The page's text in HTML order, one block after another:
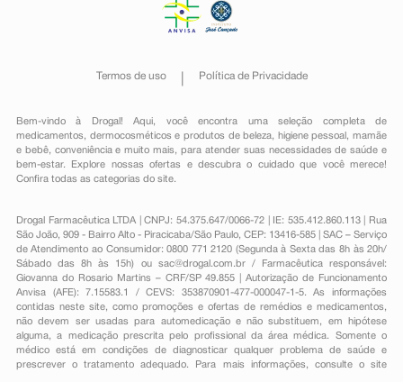
Termos de uso Política de Privacidade
Bem-vindo à Drogal! Aqui, você encontra uma seleção completa de
medicamentos , dermocosméticos e produtos de beleza, higiene pessoal ,mamãe
e bebê, conveniênciae muito mais, para atender suas necessidades de saúde e
bem-estar. Explore nossas ofertas e descubra o cuidado que você merece!
Confira todas as categorias do site.
Drogal Farmacêutica LTDA | CNPJ: 54.375.647/0066-72 | IE: 535.412.860.113 | Rua
São João, 909 - Bairro Alto - Piracicaba/São Paulo, CEP: 13416-585 | SAC – Serviço
de Atendimento ao Consumidor: 0800 771 2120 (Segunda à Sexta das 8h às 20h/
Sábado das 8h às 15h) ou sac@drogal.com.br/ Farmacêutica responsável:
Giovanna do Rosario Martins – CRF/SP 49.855 | Autorização de Funcionamento
Anvisa (AFE): 7.15583.1 / CEVS: 353870901-477-000047-1-5. As informações
contidas neste site, como promoções e ofertas de remédios e medicamentos,
não devem ser usadas para automedicação e não substituem, em hipótese
alguma, a medicação prescrita pelo profissional da área médica. Somente o
médico está em condições de diagnosticar qualquer problema de saúde e
prescrever o tratamento adequado. Para mais informações, consulte o site